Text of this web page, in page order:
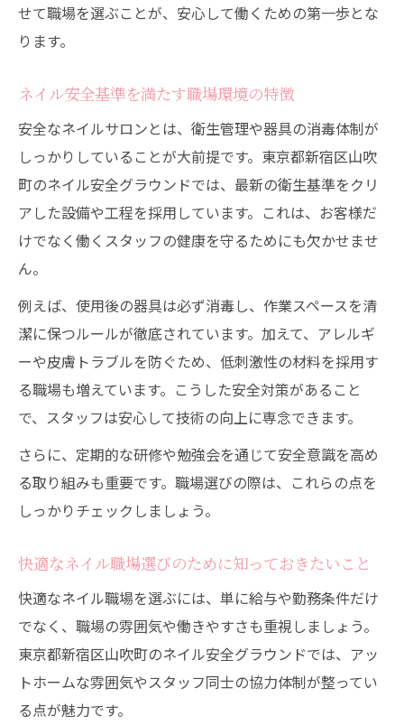
せて職場を選ぶことが、安心して働くための第一歩とな
ります。
ネイル安全基準を満たす職場環境の特徴
安全なネイルサロンとは、衛生管理や器具の消毒体制が
しっかりしていることが大前提です。東京都新宿区山吹
町のネイル安全グラウンドでは、最新の衛生基準をクリ
アした設備や工程を採用しています。これは、お客様だ
けでなく働くスタッフの健康を守るためにも欠かせませ
ん。
例えば、使用後の器具は必ず消毒し、作業スペースを清
潔に保つルールが徹底されています。加えて、アレルギ
ーや皮膚トラブルを防ぐため、低刺激性の材料を採用す
る職場も増えています。こうした安全対策があること
で、スタッフは安心して技術の向上に専念できます。
さらに、定期的な研修や勉強会を通じて安全意識を高め
る取り組みも重要です。職場選びの際は、これらの点を
しっかりチェックしましょう。
快適なネイル職場選びのために知っておきたいこと
快適なネイル職場を選ぶには、単に給与や勤務条件だけ
でなく、職場の雰囲気や働きやすさも重視しましょう。
東京都新宿区山吹町のネイル安全グラウンドでは、アッ
トホームな雰囲気やスタッフ同士の協力体制が整ってい
る点が魅力です。